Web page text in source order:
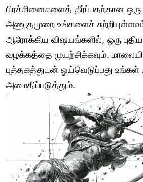
பிரச்சினைகளைத் தீர்ப்பதற்கான
அணுகுமுறை உங்களைச்
ஆரோக்கிய விஷயங்களில், ஒரு புதிய
வழக்கத்தை முயற்சிக்கவும்.
புத்தகத்துடன் ஓய்வெடுப்பது
அமைதிப்படுத்தும்.